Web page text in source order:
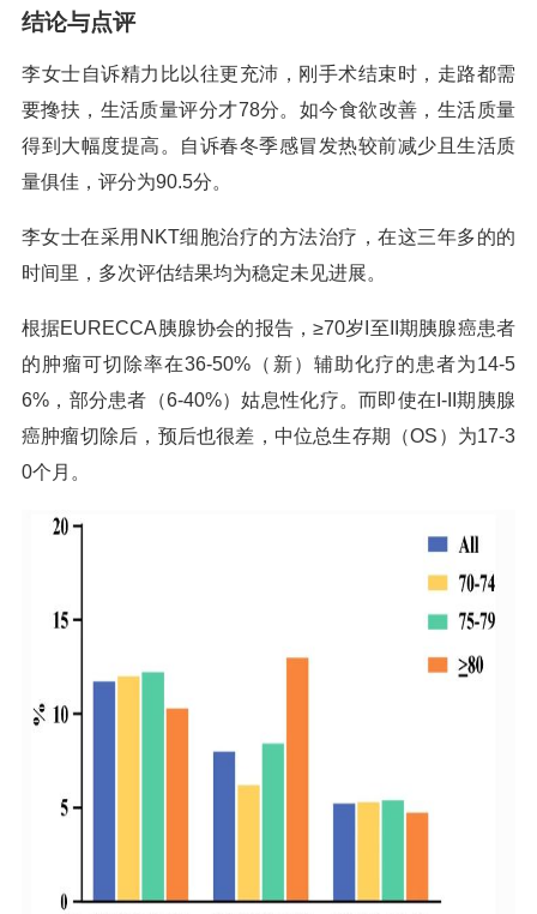
结论与点评
李女士自诉精力比以往更充沛，刚手术结束时，走路都需
要搀扶，生活质量评分才78分。如今食欲改善，生活质量
得到大幅度提高。自诉春冬季感冒发热较前减少且生活质
量俱佳，评分为90.5分。
李女士在采用NKT细胞治疗的方法治疗，在这三年多的的
时间里，多次评估结果均为稳定未见进展。
根据EURECCA胰腺协会的报告，≥70岁I至II期胰腺癌患者
的肿瘤可切除率在36-50%（新）辅助化疗的患者为14-5
6%，部分患者（6-40%）姑息性化疗。而即使在I-II期胰腺
癌肿瘤切除后，预后也很差，中位总生存期（OS）为17-3
0个月。